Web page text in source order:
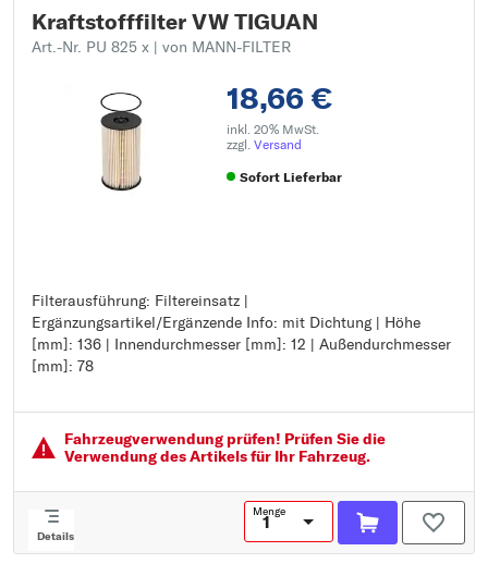
Kraftstofffilter VW TIGUAN
Art.-Nr. PU 825 x | von MANN-FILTER
18,66 €
inkl. 20% MwSt.
zzgl. Versand
Sofort Lieferbar
Filterausführung: Filtereinsatz |
Ergänzungsartikel/Ergänzende Info: mit Dichtung | Höhe
[mm]: 136 | Innendurchmesser [mm]: 12 | Außendurchmesser
[mm]: 78
Filterausführung: Filtereinsatz
Ergänzungsartikel/Ergänzende Info: mit Dichtung
Höhe [mm]: 136
Innendurchmesser [mm]: 12
Fahrzeugver­wendung prüfen! Prüfen Sie die
Verwendung des Artikels für Ihr Fahrzeug.
Details
Menge